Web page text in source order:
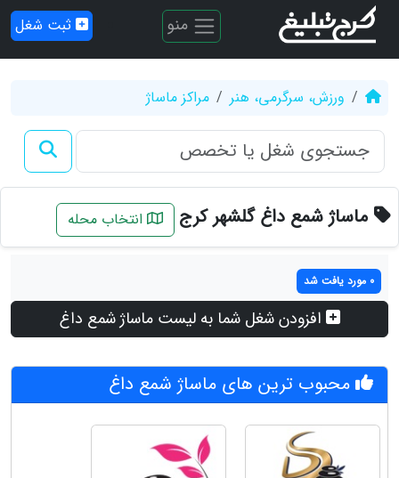
منو ثبت شغل
ورزش، سرگرمی، هنر مراکز ماساژ
ماساژ شمع داغ گلشهر کرج انتخاب محله
0 مورد یافت شد
افزودن شغل شما به لیست ماساژ شمع داغ
محبوب ترین های ماساژ شمع داغ